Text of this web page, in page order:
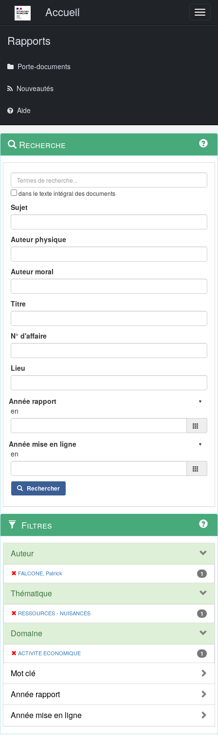
Menu principalAccueil
Rapports
Porte-documents
Nouveautés
Aide
Navigation
outils
Menu
contextuel
Recherche
dans le texte intégral des documents
Sujet
Auteur physique
Auteur moral
Titre
N° d'affaire
Lieu
en
en
Rechercher
Filtres
Auteur
FALCONE, Patrick 1
Thématique
RESSOURCES - NUISANCES 1
Domaine
ACTIVITE ECONOMIQUE 1
Mot clé
Année rapport
Année mise en ligne